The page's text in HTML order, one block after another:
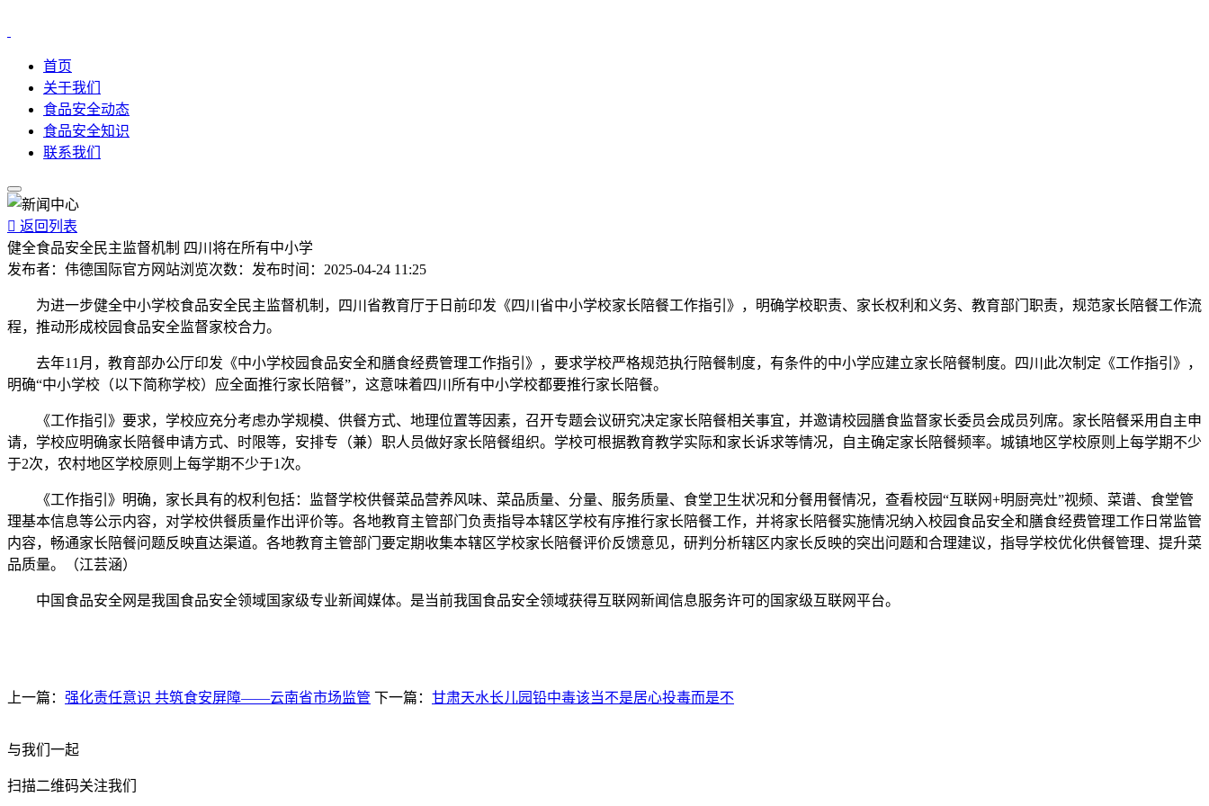
首页
关于我们
食品安全动态
食品安全知识
联系我们
 返回列表
健全食品安全民主监督机制 四川将在所有中小学
发布者： 伟德国际官方网站浏览次数： 发布时间： 2025-04-24 11:25
为进一步健全中小学校食品安全民主监督机制，四川省教育厅于日前印发《四川省中小学校家长陪餐工作指引》，明确学校职责、家长权利和义务、教育部门职责，规范家长陪餐工作流
程，推动形成校园食品安全监督家校合力。
去年11月，教育部办公厅印发《中小学校园食品安全和膳食经费管理工作指引》，要求学校严格规范执行陪餐制度，有条件的中小学应建立家长陪餐制度。四川此次制定《工作指引》，
明确“中小学校（以下简称学校）应全面推行家长陪餐”，这意味着四川所有中小学校都要推行家长陪餐。
《工作指引》要求，学校应充分考虑办学规模、供餐方式、地理位置等因素，召开专题会议研究决定家长陪餐相关事宜，并邀请校园膳食监督家长委员会成员列席。家长陪餐采用自主申
请，学校应明确家长陪餐申请方式、时限等，安排专（兼）职人员做好家长陪餐组织。学校可根据教育教学实际和家长诉求等情况，自主确定家长陪餐频率。城镇地区学校原则上每学期不少
于2次，农村地区学校原则上每学期不少于1次。
《工作指引》明确，家长具有的权利包括：监督学校供餐菜品营养风味、菜品质量、分量、服务质量、食堂卫生状况和分餐用餐情况，查看校园“互联网+明厨亮灶”视频、菜谱、食堂管
理基本信息等公示内容，对学校供餐质量作出评价等。各地教育主管部门负责指导本辖区学校有序推行家长陪餐工作，并将家长陪餐实施情况纳入校园食品安全和膳食经费管理工作日常监管
内容，畅通家长陪餐问题反映直达渠道。各地教育主管部门要定期收集本辖区学校家长陪餐评价反馈意见，研判分析辖区内家长反映的突出问题和合理建议，指导学校优化供餐管理、提升菜
品质量。（江芸涵）
中国食品安全网是我国食品安全领域国家级专业新闻媒体。是当前我国食品安全领域获得互联网新闻信息服务许可的国家级互联网平台。
上一篇： 强化责任意识 共筑食安屏障——云南省市场监管 下一篇： 甘肃天水长儿园铅中毒该当不是居心投毒而是不
与我们一起
扫描二维码关注我们